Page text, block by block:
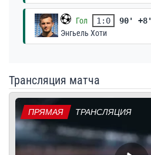
Гол 1:0
90' +8'
Энгьель Хоти
Трансляция матча
ПРЯМАЯ ТРАНСЛЯЦИЯ